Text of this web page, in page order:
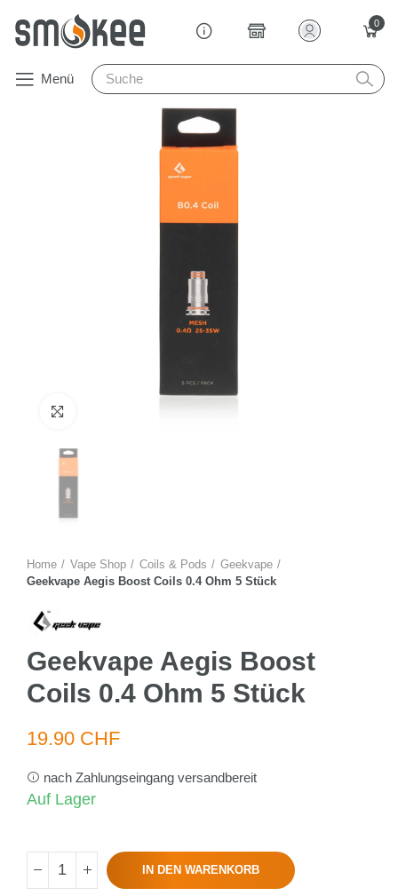
0
Menü
Home Vape Shop Coils & Pods
Geekvape
Geekvape Aegis Boost Coils 0.4 Ohm 5 Stück
Geekvape Aegis Boost
Coils 0.4 Ohm 5 Stück
19.90 CHF
nach Zahlungseingang versandbereit
Auf Lager
IN DEN WARENKORB